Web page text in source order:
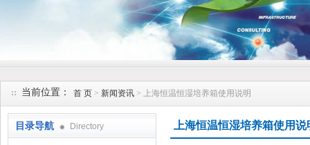
当前位置： 首 页 > 新闻资讯 > 上海恒温恒湿培养箱使用说明
目录导航 Directory 上海恒温恒湿培养箱使用说